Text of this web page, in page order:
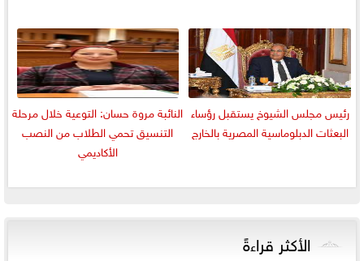
رئيس مجلس الشيوخ يستقبل رؤساء
البعثات الدبلوماسية المصرية بالخارج
النائبة مروة حسان: التوعية خلال مرحلة
التنسيق تحمي الطلاب من النصب
الأكاديمي
الأكثر قراءةً